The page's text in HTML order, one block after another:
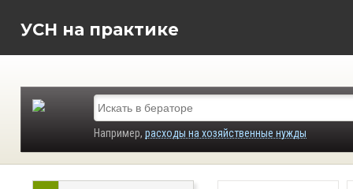
УСН на практике
Например, расходы на хозяйственные нужды